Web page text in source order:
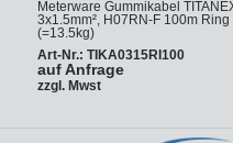
Meterware Gummikabel
3x1.5mm², H07RN-F 100m Ring
(=13.5kg)
Art-Nr.: TIKA0315RI100
auf Anfrage
zzgl. Mwst